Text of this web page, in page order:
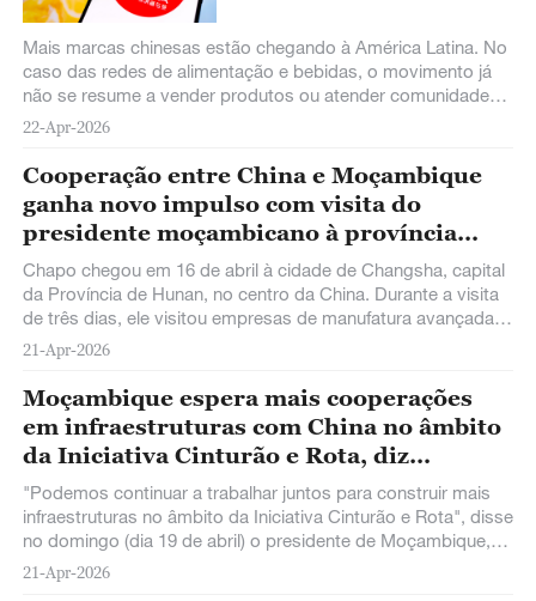
Mais marcas chinesas estão chegando à América Latina. No
caso das redes de alimentação e bebidas, o movimento já
não se resume a vender produtos ou atender comunidades
chinesas no exterior.
22-Apr-2026
Cooperação entre China e Moçambique
ganha novo impulso com visita do
presidente moçambicano à província
chinesa de Hunan
Chapo chegou em 16 de abril à cidade de Changsha, capital
da Província de Hunan, no centro da China. Durante a visita
de três dias, ele visitou empresas de manufatura avançada,
o Porto de Xianing e marco histórico da revolução chinesa,
indo em busca de novas oportunidades de cooperação
entre os dois países.
21-Apr-2026
Moçambique espera mais cooperações
em infraestruturas com China no âmbito
da Iniciativa Cinturão e Rota, diz
presidente moçambicano
"Podemos continuar a trabalhar juntos para construir mais
infraestruturas no âmbito da Iniciativa Cinturão e Rota", disse
no domingo (dia 19 de abril) o presidente de Moçambique,
Daniel Francisco Chapo, durante sua primeira visita à China
desde que assumiu o cargo.
21-Apr-2026